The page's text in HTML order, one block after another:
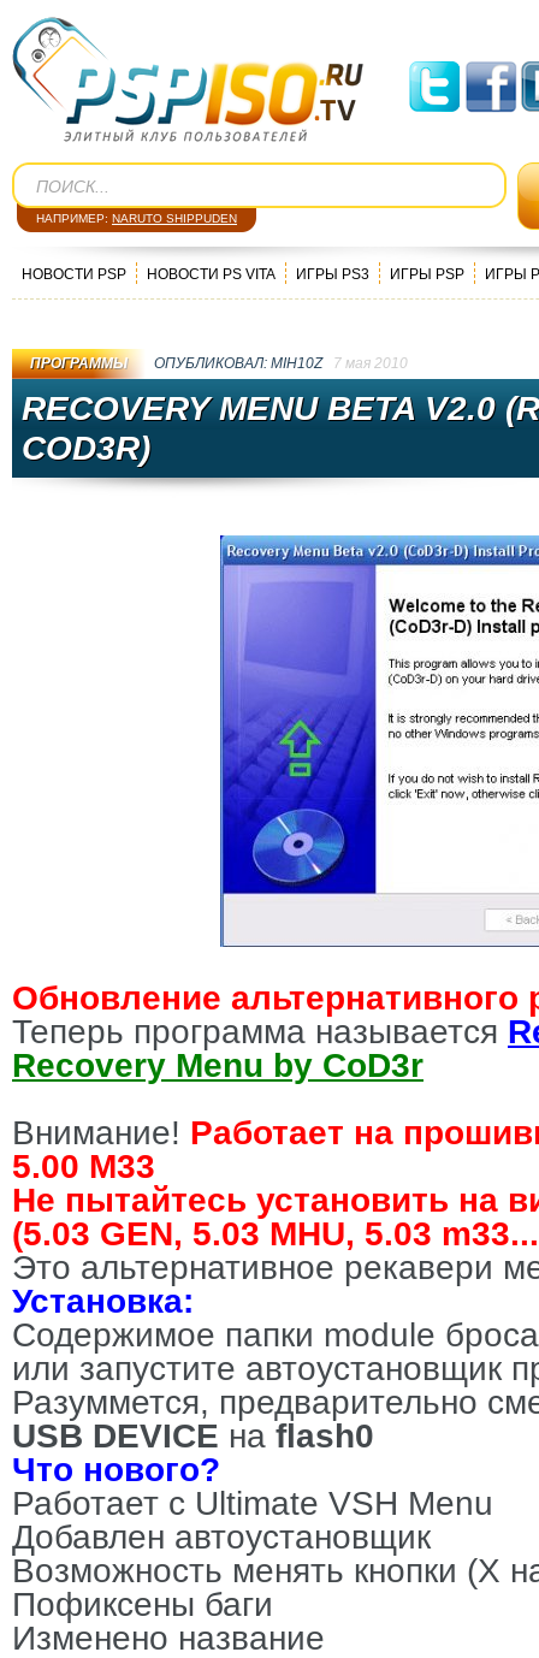
НАПРИМЕР: NARUTO SHIPPUDEN
НОВОСТИ PSP НОВОСТИ PS VITA ИГРЫ PS3 ИГРЫ PSP ИГРЫ
ПРОГРАММЫ ОПУБЛИКОВАЛ: MIH10Z 7 мая 2010
RECOVERY MENU BETA V2.0
COD3R)
Обновление
Теперь программа называется
Recovery Menu by CoD3r
Внимание! Работает на
5.00 M33
Не пытайтесь установить на
(5.03 GEN, 5.03 MHU, 5.03
Это альтернативное рекавери
Установка:
Содержимое папки module
или запустите автоустановщик
Разуммется, предварительно
USB DEVICE на flash0
Что нового?
Работает с Ultimate VSH Menu
Добавлен автоустановщик
Возможность менять кнопки (Х
Пофиксены баги
Изменено название